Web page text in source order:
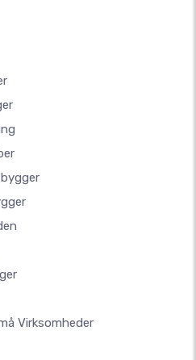
Virksomheder